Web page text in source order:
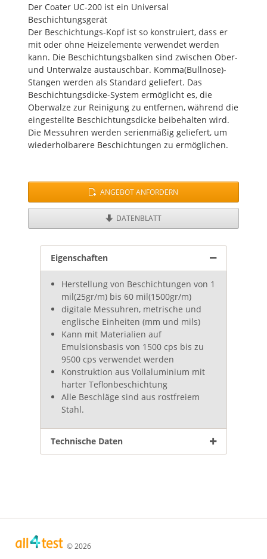
Der Coater UC-200 ist ein Universal
Beschichtungsgerät
Der Beschichtungs-Kopf ist so konstruiert, dass er
mit oder ohne Heizelemente verwendet werden
kann. Die Beschichtungsbalken sind zwischen Ober-
und Unterwalze austauschbar. Komma(Bullnose)-
Stangen werden als Standard geliefert. Das
Beschichtungsdicke-System ermöglicht es, die
Oberwalze zur Reinigung zu entfernen, während die
eingestellte Beschichtungsdicke beibehalten wird.
Die Messuhren werden serienmäßig geliefert, um
wiederholbarere Beschichtungen zu ermöglichen.
ANGEBOT ANFORDERN
DATENBLATT
Eigenschaften
Herstellung von Beschichtungen von 1
mil(25gr/m) bis 60 mil(1500gr/m)
digitale Messuhren, metrische und
englische Einheiten (mm und mils)
Kann mit Materialien auf
Emulsionsbasis von 1500 cps bis zu
9500 cps verwendet werden
Konstruktion aus Vollaluminium mit
harter Teflonbeschichtung
Alle Beschläge sind aus rostfreiem
Stahl.
Technische Daten
© 2026